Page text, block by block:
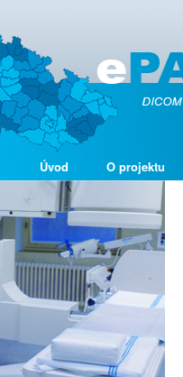
Úvod O projektu